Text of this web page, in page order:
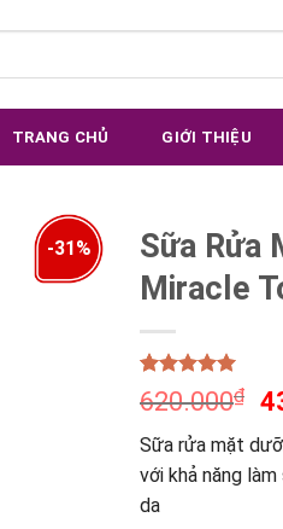
TRANG CHỦ GIỚI THIỆU
-31%
Sữa Rửa
Miracle
Rated5.00
out of 5
1
customer
rating
620.000₫
Sữa rửa mặt
với khả năng
da